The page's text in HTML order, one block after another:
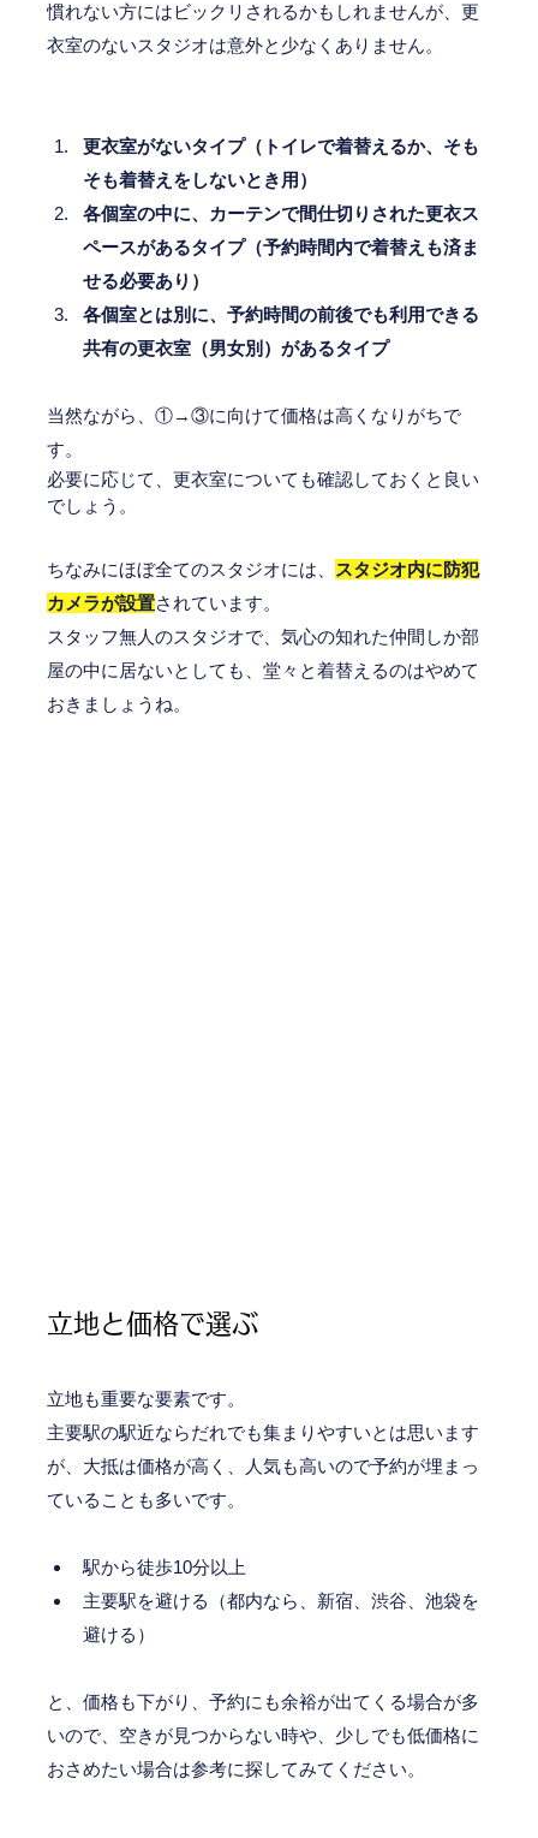
慣れない方にはビックリされるかもしれませんが、更
衣室のないスタジオは意外と少なくありません。
更衣室がないタイプ（トイレで着替えるか、そも
そも着替えをしないとき用）
各個室の中に、カーテンで間仕切りされた更衣ス
ペースがあるタイプ（予約時間内で着替えも済ま
せる必要あり）
各個室とは別に、予約時間の前後でも利用できる
共有の更衣室（男女別）があるタイプ
当然ながら、①→③に向けて価格は高くなりがちで
す。
必要に応じて、更衣室についても確認しておくと良い
でしょう。
ちなみにほぼ全てのスタジオには、
スタジオ内に防犯
カメラが設置されています。
スタッフ無人のスタジオで、気心の知れた仲間しか部
屋の中に居ないとしても、堂々と着替えるのはやめて
おきましょうね。
立地と価格で選ぶ
立地も重要な要素です。
主要駅の駅近ならだれでも集まりやすいとは思います
が、大抵は価格が高く、人気も高いので予約が埋まっ
ていることも多いです。
駅から徒歩10分以上
主要駅を避ける（都内なら、新宿、渋谷、池袋を
避ける）
と、価格も下がり、予約にも余裕が出てくる場合が多
いので、空きが見つからない時や、少しでも低価格に
おさめたい場合は参考に探してみてください。